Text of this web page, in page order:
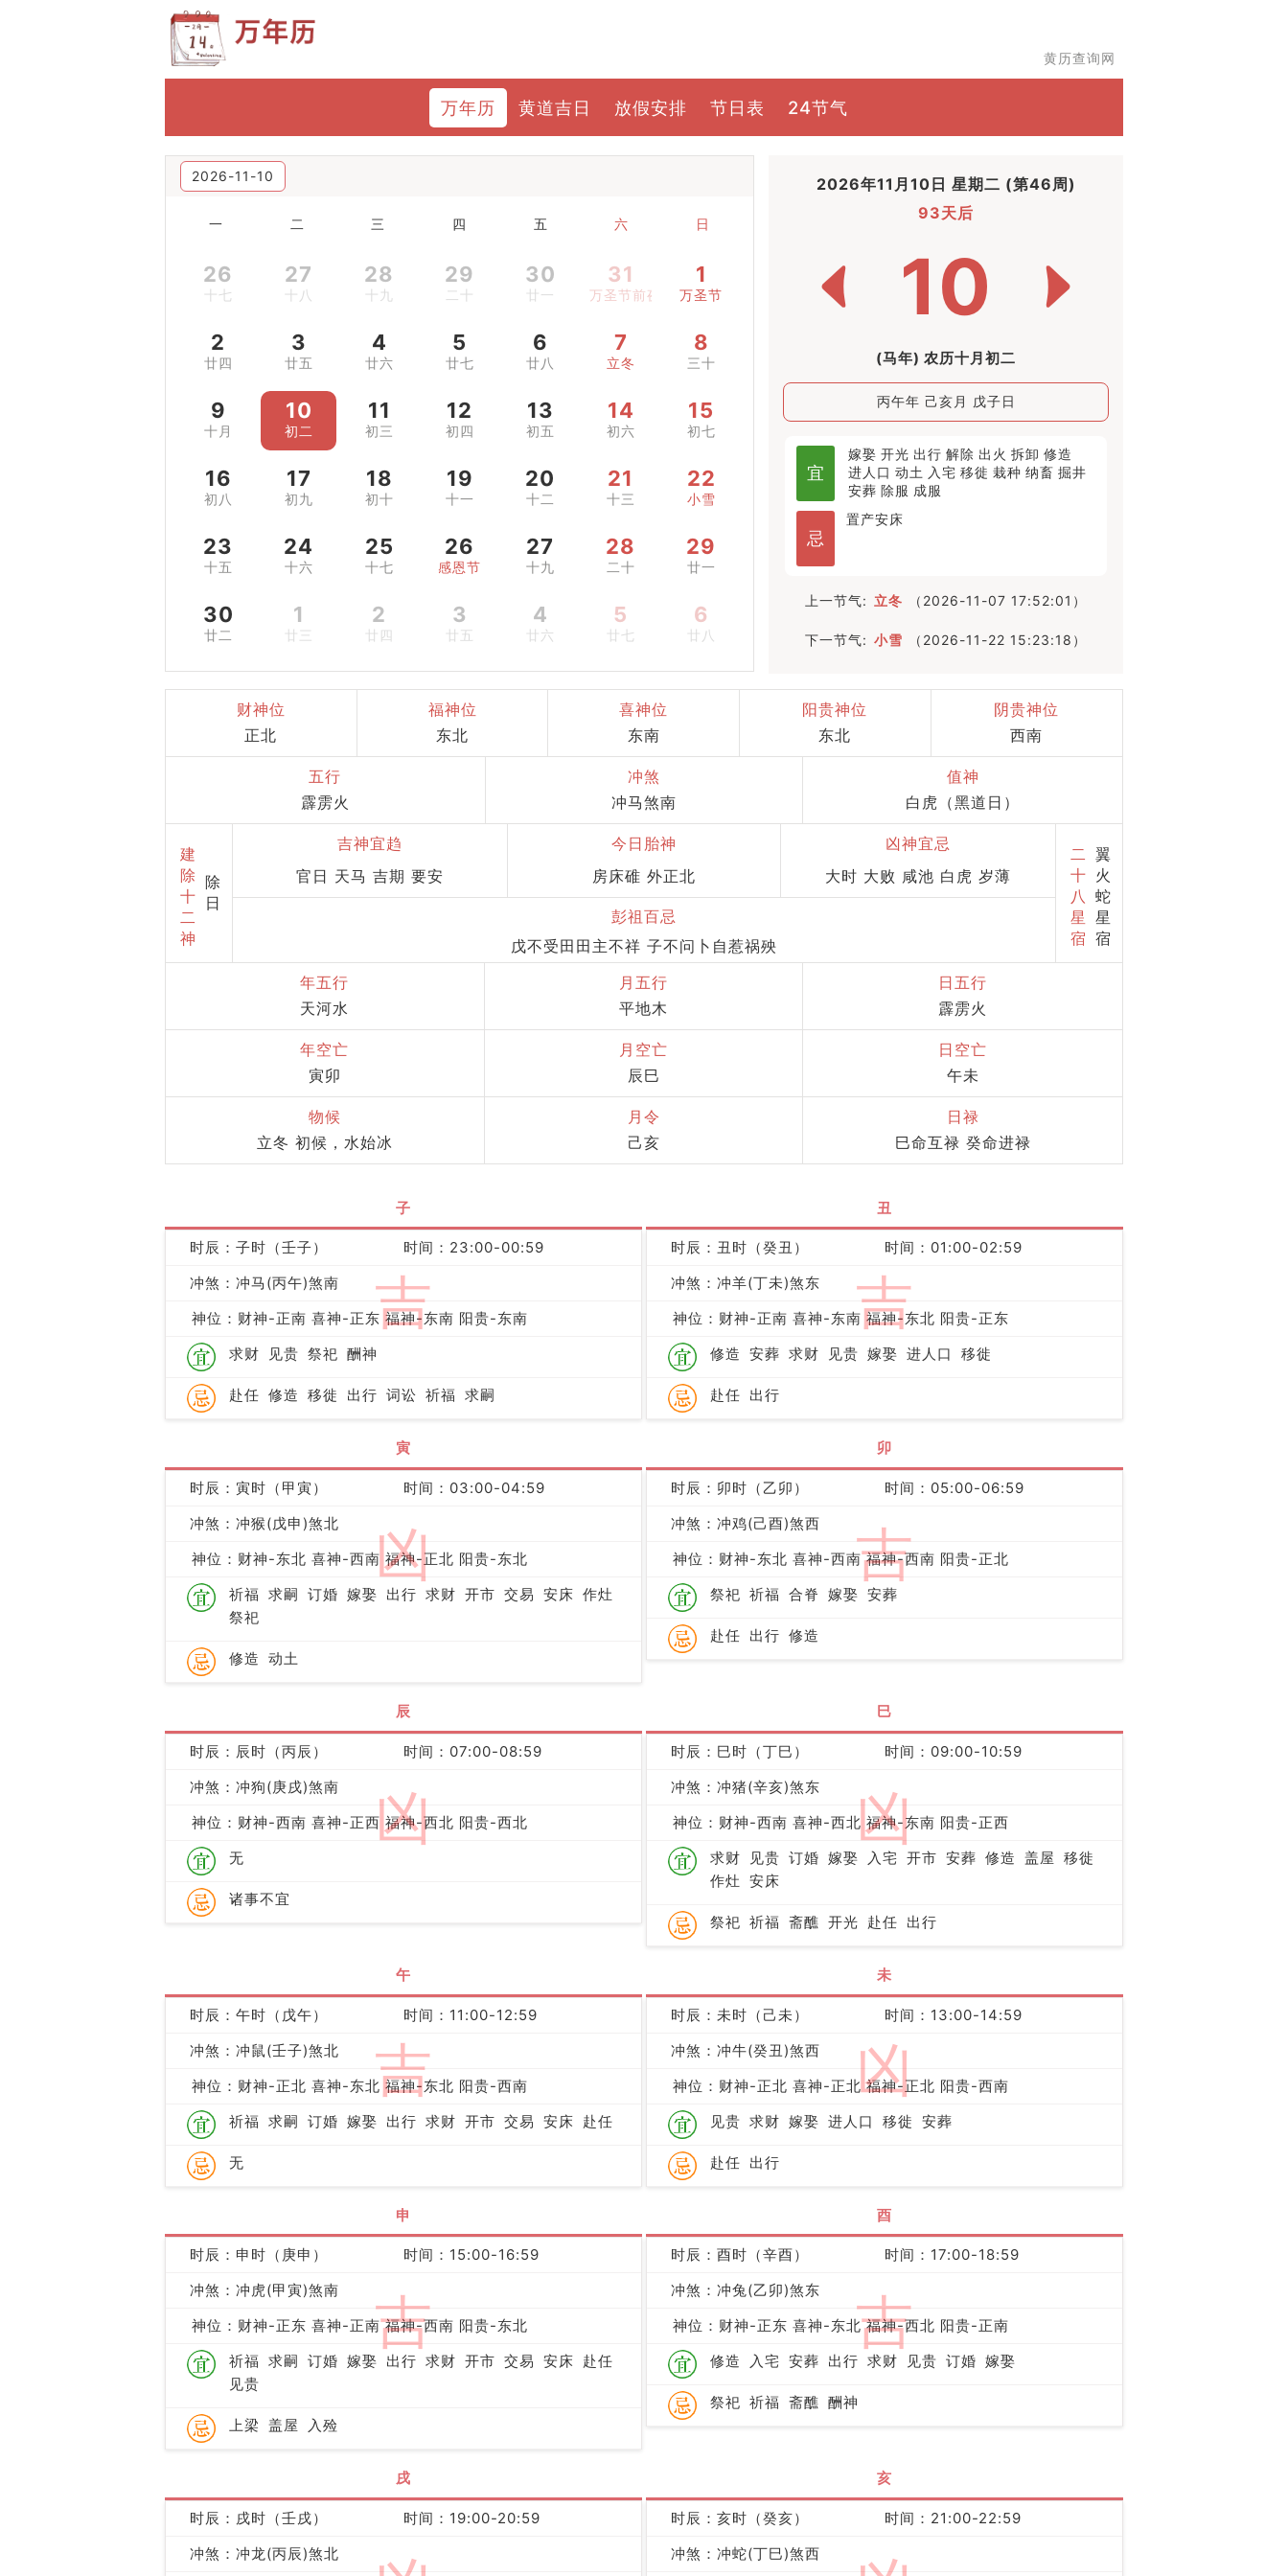
黄历查询网
万年历 黄道吉日 放假安排 节日表 24节气
2026-11-10
一 二 三 四 五 六 日
26
十七
27
十八
28
十九
29 30
廿一
31
万圣节前夜
1
万圣节
2
廿四
3
廿五
4
廿六
5
廿七
6
廿八
7
立冬
8
三十
9
十月
10
初二
11
初三
12
初四
13
初五
14
初六
15
初七
16
初八
17
初九
18
初十
19
十一
20
十二
21
十三
22
小雪
23
十五
24
十六
25
十七
26
感恩节
27
十九
28
二十
29
廿一
30
廿二
1 2
廿四
3
廿五
4
廿六
5
廿七
6
廿八
2026年11月10日 星期二 (第46周)
93天后
10
(马年) 农历十月初二
丙午年 己亥月 戊子日
宜
嫁娶 开光 出行 解除 出火 拆卸 修造
进人口 动土 入宅 移徙 栽种 纳畜 掘井
安葬 除服 成服
忌
置产安床
上一节气: 立冬 （2026-11-07 17:52:01）
下一节气: 小雪 （2026-11-22 15:23:18）
财神位
正北
福神位
东北
喜神位
东南
阳贵神位
东北
阴贵神位
西南
五行
霹雳火
冲煞
冲马煞南
值神
白虎（黑道日）
建
除
十
二
神
除
日
吉神宜趋
官日 天马 吉期 要安
今日胎神
房床碓 外正北
凶神宜忌
大时 大败 咸池 白虎 岁薄
彭祖百忌
戊不受田田主不祥 子不问卜自惹祸殃
二
十
八
星
宿
翼
火
蛇
星
宿
年五行
天河水
月五行
平地木
日五行
霹雳火
年空亡
寅卯
月空亡
辰巳
日空亡
午未
物候
立冬 初候，水始冰
月令
己亥
日禄
巳命互禄 癸命进禄
子
吉
时辰：子时（壬子）
时间：23:00-00:59
冲煞：冲马(丙午)煞南
神位：财神-正南 喜神-正东 福神-东南 阳贵-东南
求财
见贵 祭祀 酬神
赴任 修造 移徙 出行 词讼 祈福 求嗣
丑
吉
时辰：丑时（癸丑）
时间：01:00-02:59
冲煞：冲羊(丁未)煞东
神位：财神-正南 喜神-东南 福神-东北 阳贵-正东
修造 安葬 求财 见贵 嫁娶 进人口 移徙
赴任 出行
寅
凶
时辰：寅时（甲寅）
时间：03:00-04:59
冲煞：冲猴(戊申)煞北
神位：财神-东北 喜神-西南 福神-正北 阳贵-东北
祈福 求嗣 订婚 嫁娶 出行 求财 开市 交易 安床 作灶
祭祀
修造 动土
卯
吉
时辰：卯时（乙卯）
时间：05:00-06:59
冲煞：冲鸡(己酉)煞西
神位：财神-东北 喜神-西南 福神-西南 阳贵-正北
祭祀 祈福 合脊 嫁娶 安葬
赴任 出行 修造
辰
凶
时辰：辰时（丙辰）
时间：07:00-08:59
冲煞：冲狗(庚戌)煞南
神位：财神-西南 喜神-正西 福神-西北 阳贵-西北
无
诸事不宜
巳
凶
时辰：巳时（丁巳）
时间：09:00-10:59
冲煞：冲猪(辛亥)煞东
神位：财神-西南 喜神-西北 福神-东南 阳贵-正西
求财
见贵 订婚 嫁娶 入宅 开市 安葬 修造 盖屋 移徙
作灶 安床
祭祀 祈福 斋醮 开光 赴任 出行
午
吉
时辰：午时（戊午）
时间：11:00-12:59
冲煞：冲鼠(壬子)煞北
神位：财神-正北 喜神-东北 福神-东北 阳贵-西南
祈福 求嗣 订婚 嫁娶 出行 求财 开市 交易 安床 赴任
无
未
凶
时辰：未时（己未）
时间：13:00-14:59
冲煞：冲牛(癸丑)煞西
神位：财神-正北 喜神-正北 福神-正北 阳贵-西南
见贵 求财 嫁娶 进人口 移徙 安葬
赴任 出行
申
吉
时辰：申时（庚申）
时间：15:00-16:59
冲煞：冲虎(甲寅)煞南
神位：财神-正东 喜神-正南 福神-西南 阳贵-东北
祈福 求嗣 订婚 嫁娶 出行 求财 开市 交易 安床 赴任
见贵
上梁 盖屋 入殓
酉
吉
时辰：酉时（辛酉）
时间：17:00-18:59
冲煞：冲兔(乙卯)煞东
神位：财神-正东 喜神-东北 福神-西北 阳贵-正南
修造
入宅 安葬 出行 求财 见贵 订婚 嫁娶
祭祀 祈福 斋醮 酬神
戌
时辰：戌时（壬戌）
时间：19:00-20:59
冲煞：冲龙(丙辰)煞北
亥
时辰：亥时（癸亥）
时间：21:00-22:59
冲煞：冲蛇(丁巳)煞西